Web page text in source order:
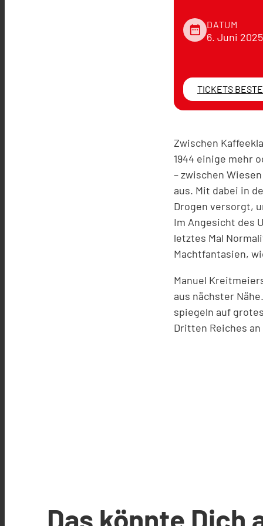
date_range DATUM
6. Juni 2025
TICKETS
Zwischen
1944 einige mehr
– zwischen
aus. Mit dabei in
Drogen versorgt,
Im Angesicht des
letztes Mal
Machtfantasien,
Manuel
aus nächster
spiegeln auf
Dritten Reiches
Das könnte Dich